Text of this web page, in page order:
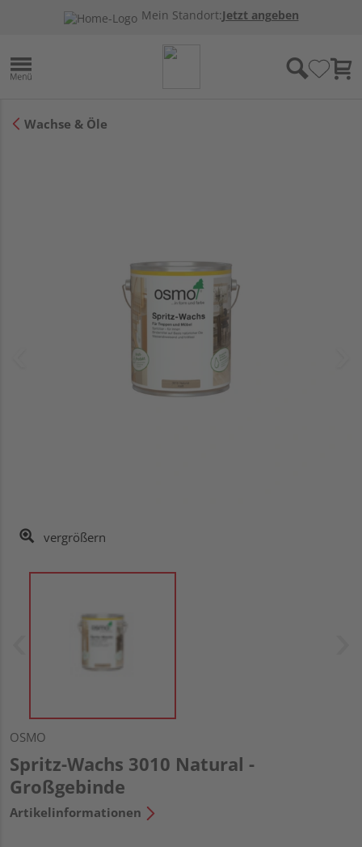
Mein Standort:Jetzt angeben
Wachse & Öle
vergrößern
OSMO
Spritz-Wachs 3010 Natural -
Großgebinde
Artikelinformationen